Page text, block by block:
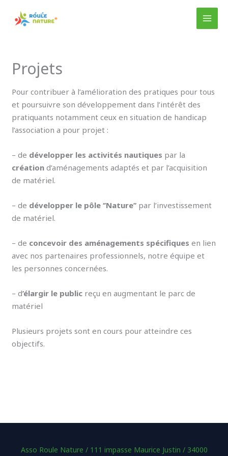
Projets
Pour contribuer à l’amélioration des pratiques pour tous
et poursuivre son développement dans l’intérêt des
pratiquants notamment ceux en situation de handicap
l’association a pour projet :
– de développer les activités nautiques par la
création d’aménagements adaptés et par l’acquisition
de matériel.
– de développer le pôle ‘’Nature’’ par l’investissement
de matériel.
– de concevoir des aménagements spécifiques en lien
avec nos partenaires professionnels, notre équipe et
les personnes concernées.
– d’élargir le public reçu en augmentant le parc de
matériel
Plusieurs projets sont en cours pour atteindre ces
objectifs.
Asso Roule Nature / 111 impasse Maurice Justin / 34000